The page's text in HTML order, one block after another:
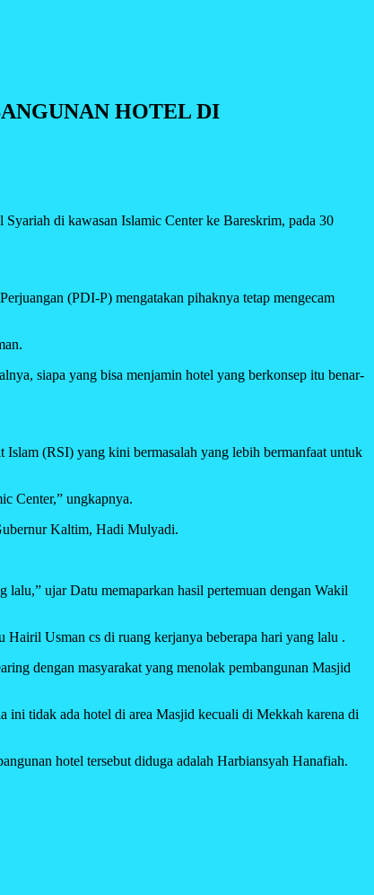
HOTEL DI
di kawasan Islamic Center ke Bareskrim, pada 30
(PDI-P) mengatakan pihaknya tetap mengecam
siapa yang bisa menjamin hotel yang berkonsep itu benar-
(RSI) yang kini bermasalah yang lebih bermanfaat untuk
Center,” ungkapnya.
Kaltim, Hadi Mulyadi.
ujar Datu memaparkan hasil pertemuan dengan Wakil
Hairil Usman cs di ruang kerjanya beberapa hari yang lalu .
dengan masyarakat yang menolak pembangunan Masjid
ini tidak ada hotel di area Masjid kecuali di Mekkah karena di
hotel tersebut diduga adalah Harbiansyah Hanafiah.